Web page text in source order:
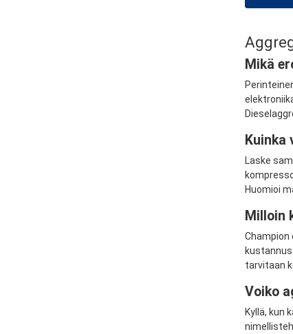
Mikä
Kuinka
Laske
Huomioi
Milloin
tarvitaan
Voiko
Kyllä, kun